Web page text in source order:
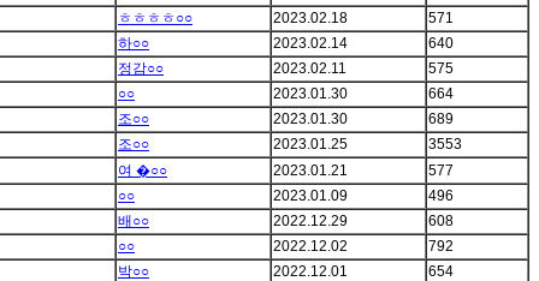
ㅎㅎㅎㅎ○○
2023.02.18
571
하○○
2023.02.14
640
정감○○
2023.02.11
575
○○
2023.01.30
664
조○○
2023.01.30
689
조○○
2023.01.25
3553
여 �○○
2023.01.21
577
○○
2023.01.09
496
배○○
2022.12.29
608
○○
2022.12.02
792
박○○
2022.12.01
654